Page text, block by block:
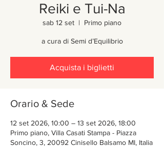
Reiki e Tui-Na
sab 12 set
  |
Primo piano
a cura di Semi d’Equilibrio
Acquista i biglietti
Orario & Sede
12 set 2026, 10:00 – 13 set 2026, 18:00
Primo piano, Villa Casati Stampa - Piazza
Soncino, 3, 20092 Cinisello Balsamo MI, Italia